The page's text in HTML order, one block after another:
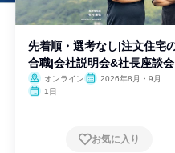
先着順・選考なし|注文住宅
合職|会社説明会&社長座談会
オンライン
2026年8月・9月
1日
お気に入り